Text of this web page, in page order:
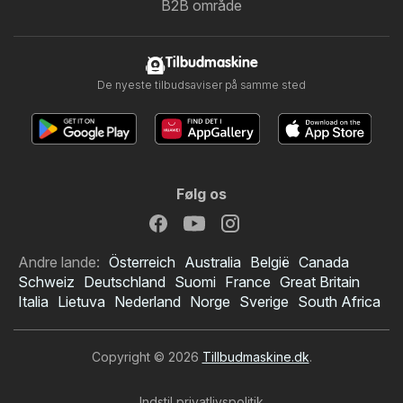
B2B område
Tilbudmaskine
De nyeste tilbudsaviser på samme sted
Følg os
Andre lande: Österreich Australia België Canada
Schweiz Deutschland Suomi France Great Britain
Italia Lietuva Nederland Norge Sverige South Africa
Copyright © 2026 Tillbudmaskine.dk.